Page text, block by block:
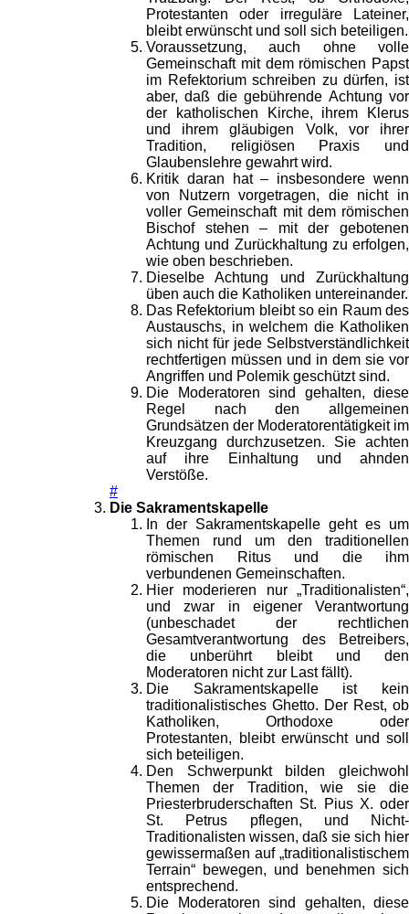
Protestanten oder irreguläre Lateiner,
bleibt erwünscht und soll sich beteiligen.
Voraussetzung, auch ohne volle
Gemeinschaft mit dem römischen Papst
im Refektorium schreiben zu dürfen, ist
aber, daß die gebührende Achtung vor
der katholischen Kirche, ihrem Klerus
und ihrem gläubigen Volk, vor ihrer
Tradition, religiösen Praxis und
Glaubenslehre gewahrt wird.
Kritik daran hat – insbesondere wenn
von Nutzern vorgetragen, die nicht in
voller Gemeinschaft mit dem römischen
Bischof stehen – mit der gebotenen
Achtung und Zurückhaltung zu erfolgen,
wie oben beschrieben.
Dieselbe Achtung und Zurückhaltung
üben auch die Katholiken untereinander.
Das Refektorium bleibt so ein Raum des
Austauschs, in welchem die Katholiken
sich nicht für jede Selbstverständlichkeit
rechtfertigen müssen und in dem sie vor
Angriffen und Polemik geschützt sind.
Die Moderatoren sind gehalten, diese
Regel nach den allgemeinen
Grundsätzen der Moderatorentätigkeit im
Kreuzgang durchzusetzen. Sie achten
auf ihre Einhaltung und ahnden
Verstöße.
#
Die Sakramentskapelle
In der Sakramentskapelle geht es um
Themen rund um den traditionellen
römischen Ritus und die ihm
verbundenen Gemeinschaften.
Hier moderieren nur „Traditionalisten“,
und zwar in eigener Verantwortung
(unbeschadet der rechtlichen
Gesamtverantwortung des Betreibers,
die unberührt bleibt und den
Moderatoren nicht zur Last fällt).
Die Sakramentskapelle ist kein
traditionalistisches Ghetto. Der Rest, ob
Katholiken, Orthodoxe oder
Protestanten, bleibt erwünscht und soll
sich beteiligen.
Den Schwerpunkt bilden gleichwohl
Themen der Tradition, wie sie die
Priesterbruderschaften St. Pius X. oder
St. Petrus pflegen, und Nicht-
Traditionalisten wissen, daß sie sich hier
gewissermaßen auf „traditionalistischem
Terrain“ bewegen, und benehmen sich
entsprechend.
Die Moderatoren sind gehalten, diese